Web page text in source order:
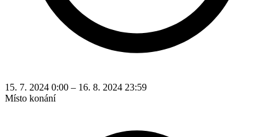
15. 7. 2024 0:00 – 16. 8. 2024 23:59
Místo konání